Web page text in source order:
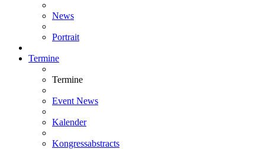
News
Portrait
Termine
Termine
Event News
Kalender
Kongressabstracts